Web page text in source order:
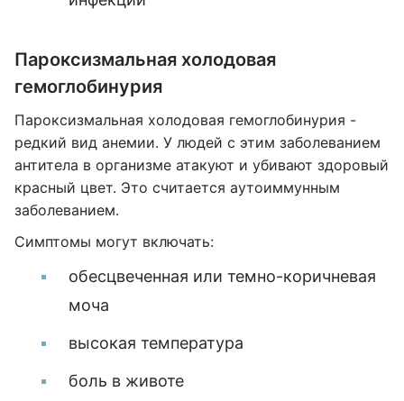
Пароксизмальная холодовая
гемоглобинурия
Пароксизмальная холодовая гемоглобинурия -
редкий вид анемии. У людей с этим заболеванием
антитела в организме атакуют и убивают здоровый
красный цвет. Это считается аутоиммунным
заболеванием.
Симптомы могут включать:
обесцвеченная или темно-коричневая
моча
высокая температура
боль в животе